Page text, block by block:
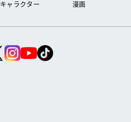
キャラクター 漫画